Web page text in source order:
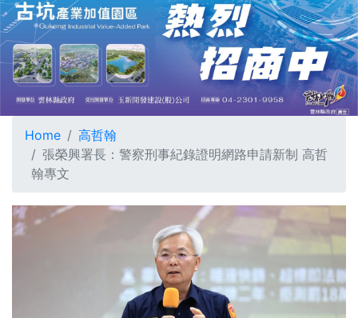
Home
高哲翰
張榮興署長：警察刑事紀錄證明網路申請新制 高哲
翰專文